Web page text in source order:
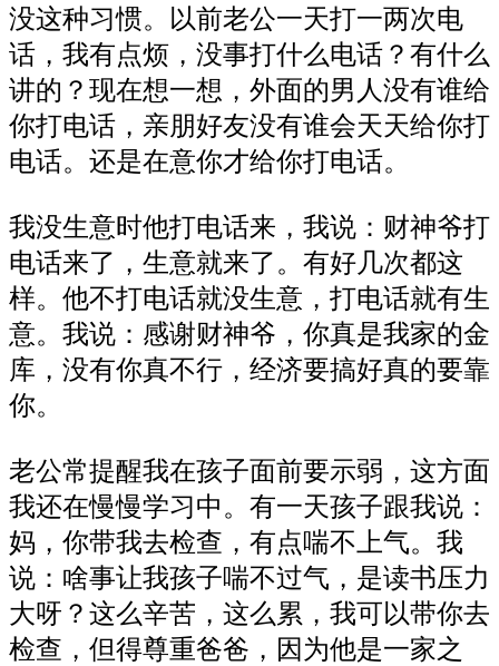
没这种习惯。以前老公一天打一两次电
话，我有点烦，没事打什么电话？有什么
讲的？现在想一想，外面的男人没有谁给
你打电话，亲朋好友没有谁会天天给你打
电话。还是在意你才给你打电话。
我没生意时他打电话来，我说：财神爷打
电话来了，生意就来了。有好几次都这
样。他不打电话就没生意，打电话就有生
意。我说：感谢财神爷，你真是我家的金
库，没有你真不行，经济要搞好真的要靠
你。
老公常提醒我在孩子面前要示弱，这方面
我还在慢慢学习中。有一天孩子跟我说：
妈，你带我去检查，有点喘不上气。我
说：啥事让我孩子喘不过气，是读书压力
大呀？这么辛苦，这么累，我可以带你去
检查，但得尊重爸爸，因为他是一家之